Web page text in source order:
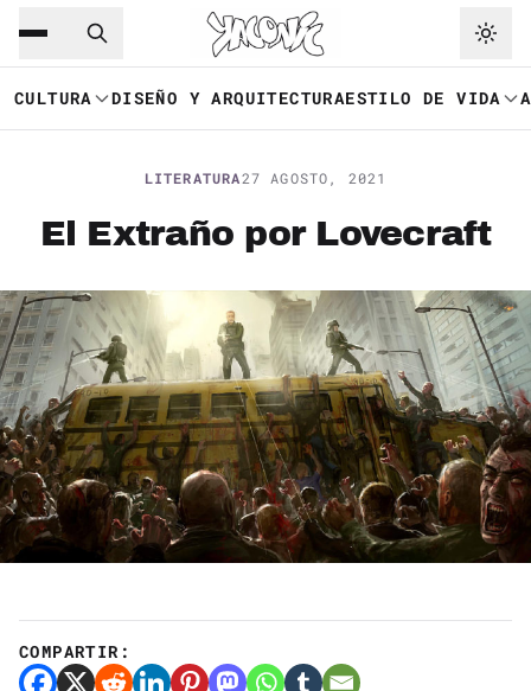
Saltar al contenido principal
CULTURA DISEÑO Y ARQUITECTURAESTILO DE VIDA
LITERATURA27 AGOSTO, 2021
El Extraño por Lovecraft
COMPARTIR: